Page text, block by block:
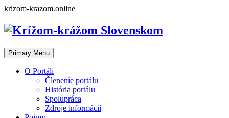
Skip
content
krizom-krazom.online
Primary Menu
O Portáli
Členenie portálu
História portálu
Spolupráca
Zdroje informácií